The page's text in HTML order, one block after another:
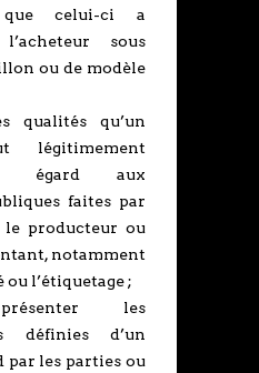
celui-ci a
sous
ou de modèle
qualités qu’un
légitimement
égard aux
faites par
le producteur ou
notamment
l’étiquetage ;
les
définies d’un
par les parties ou